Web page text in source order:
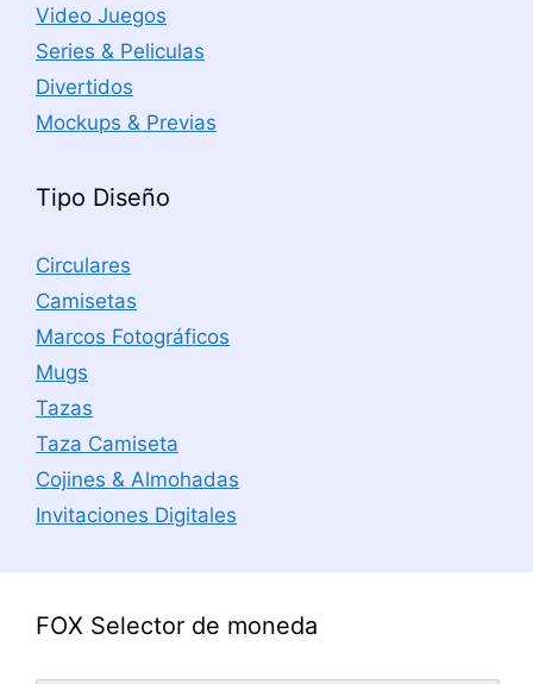
Video Juegos
Series & Peliculas
Divertidos
Mockups & Previas
Tipo Diseño
Circulares
Camisetas
Marcos Fotográficos
Mugs
Tazas
Taza Camiseta
Cojines & Almohadas
Invitaciones Digitales
FOX Selector de moneda